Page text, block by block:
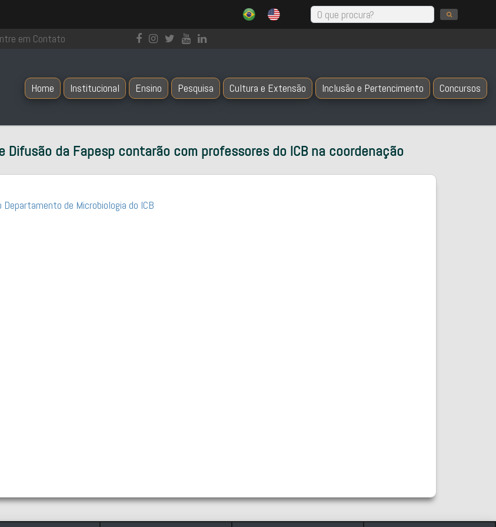
em Contato
Home Institucional Ensino Pesquisa Cultura e Extensão Inclusão e Pertencimento Concursos
Difusão da Fapesp contarão com professores do ICB na coordenação
de Microbiologia do ICB